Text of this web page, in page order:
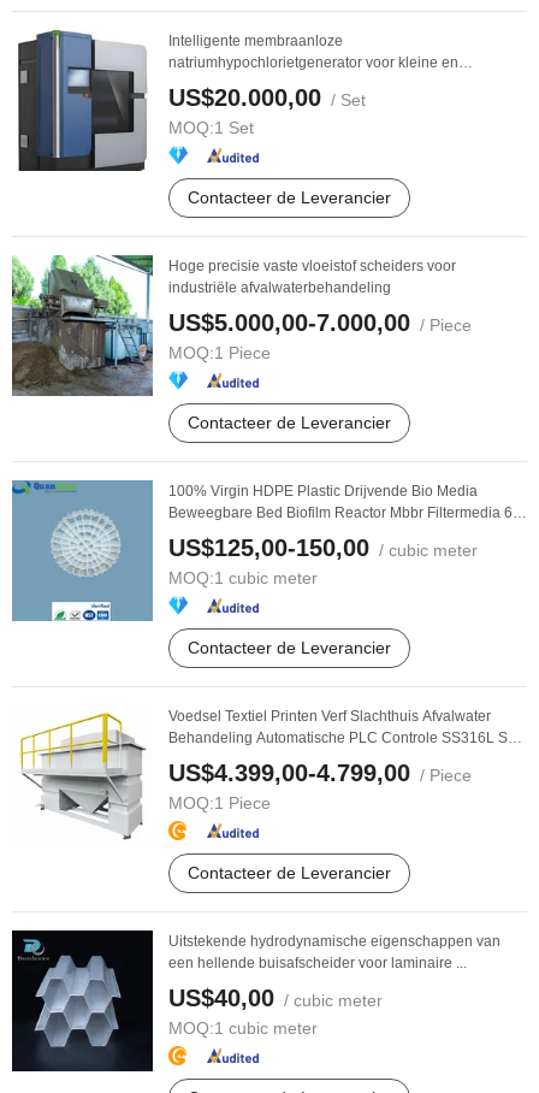
Intelligente membraanloze
natriumhypochlorietgenerator voor kleine en
middelgrote projecten
US$20.000,00 / Set
MOQ:1 Set
Contacteer de Leverancier
Hoge precisie vaste vloeistof scheiders voor
industriële afvalwaterbehandeling
US$5.000,00-7.000,00 / Piece
MOQ:1 Piece
Contacteer de Leverancier
100% Virgin HDPE Plastic Drijvende Bio Media
Beweegbare Bed Biofilm Reactor Mbbr Filtermedia 64
voor ...
US$125,00-150,00 / cubic meter
MOQ:1 cubic meter
Contacteer de Leverancier
Voedsel Textiel Printen Verf Slachthuis Afvalwater
Behandeling Automatische PLC Controle SS316L Skid
US$4.399,00-4.799,00 / Piece
MOQ:1 Piece
Contacteer de Leverancier
Uitstekende hydrodynamische eigenschappen van
een hellende buisafscheider voor laminaire ...
US$40,00 / cubic meter
MOQ:1 cubic meter